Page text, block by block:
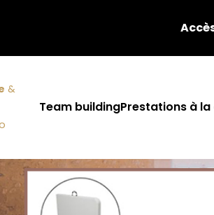
&
Team buildingPrestations à